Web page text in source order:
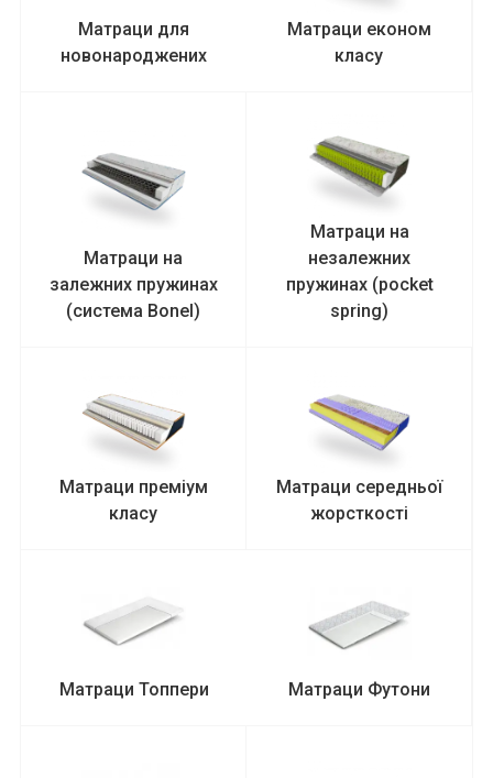
Матраци для
новонароджених
Матраци економ
класу
Матраци на
залежних пружинах
(система Bonel)
Матраци на
незалежних
пружинах (pocket
spring)
Матраци преміум
класу
Матраци середньої
жорсткості
Матраци Топпери Матраци Футони